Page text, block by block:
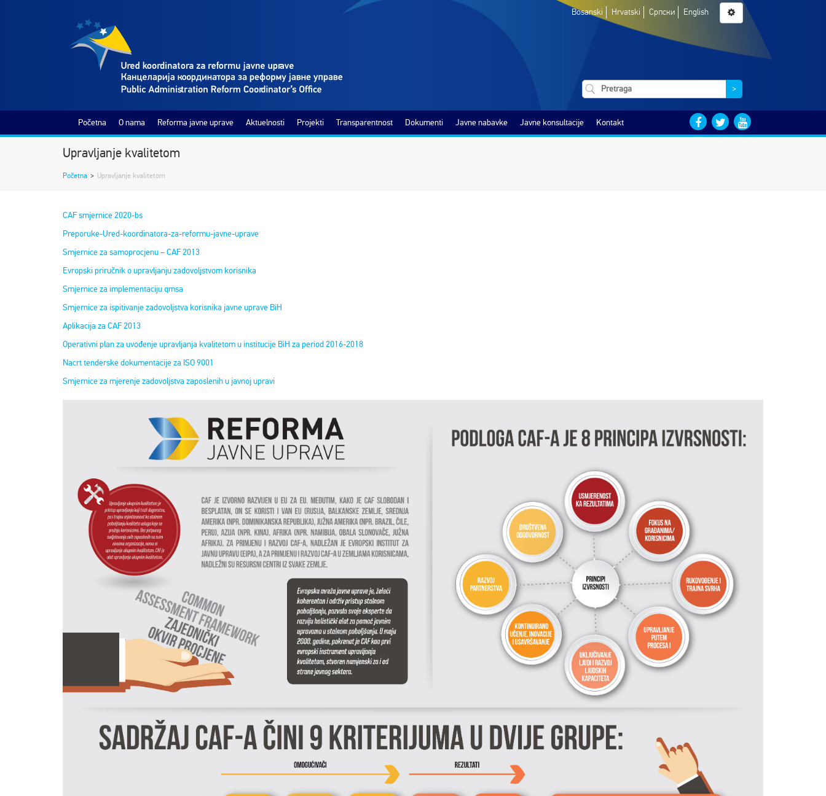
Bosanski Hrvatski Српски English
>
Početna O nama Reforma javne uprave Aktuelnosti Projekti Transparentnost Dokumenti Javne nabavke Javne konsultacije Kontakt
Upravljanje kvalitetom
Početna > Upravljanje kvalitetom
CAF smjernice 2020-bs
Preporuke-Ured-koordinatora-za-reformu-javne-uprave
Smjernice za samoprocjenu – CAF 2013
Evropski priručnik o upravljanju zadovoljstvom korisnika
Smjernice za implementaciju qmsa
Smjernice za ispitivanje zadovoljstva korisnika javne uprave BiH
Aplikacija za CAF 2013
Operativni plan za uvođenje upravljanja kvalitetom u institucije BiH za period 2016-2018
Nacrt tenderske dokumentacije za ISO 9001
Smjernice za mjerenje zadovoljstva zaposlenih u javnoj upravi